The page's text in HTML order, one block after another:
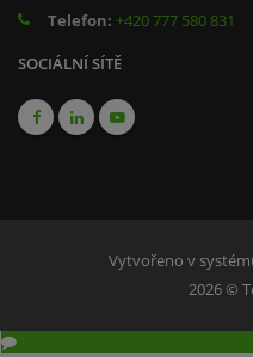
Telefon: +420 777 580 831
SOCIÁLNÍ SÍTĚ
Vytvořeno v
2026 ©